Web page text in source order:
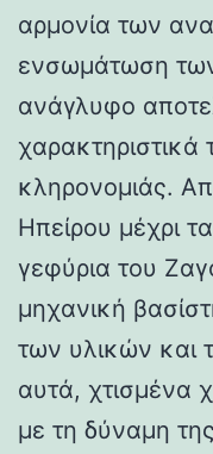
αρμονία των
ενσωμάτωση
ανάγλυφο
χαρακτηριστικά
κληρονομιάς.
Ηπείρου μέχρι
γεφύρια του
μηχανική
των υλικών και
αυτά, χτισμένα
με τη δύναμη